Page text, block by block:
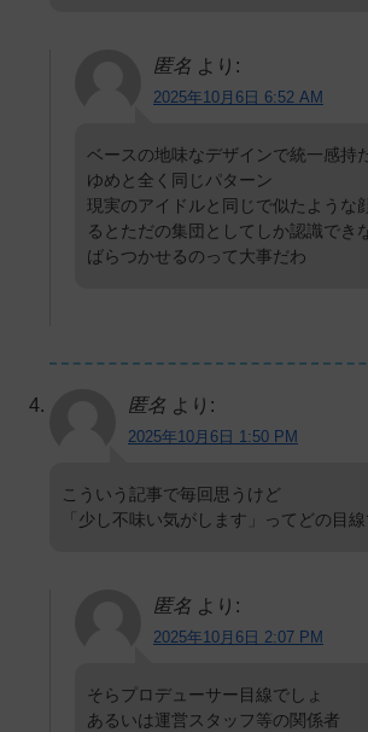
匿名 より:
2025年10月6日 6:52 AM
ベースの地味なデザインで統一感持
ゆめと全く同じパターン
現実のアイドルと同じで似たような
るとただの集団としてしか認識でき
ばらつかせるのって大事だわ
匿名 より:
2025年10月6日 1:50 PM
こういう記事で毎回思うけど
「少し不味い気がします」ってどの目
匿名 より:
2025年10月6日 2:07 PM
そらプロデューサー目線でしょ
あるいは運営スタッフ等の関係者